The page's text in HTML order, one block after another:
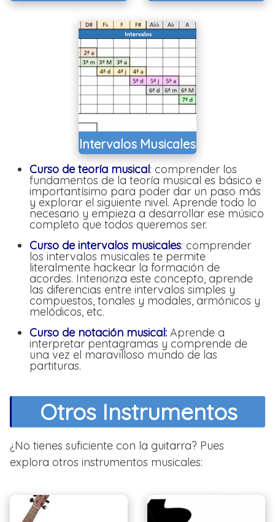
Intervalos Musicales
Curso de teoría musical: comprender los
fundamentos de la teoría musical es básico e
importantísimo para poder dar un paso más
y explorar el siguiente nivel. Aprende todo lo
necesario y empieza a desarrollar ese músico
completo que todos queremos ser.
Curso de intervalos musicales: comprender
los intervalos musicales te permite
literalmente hackear la formación de
acordes. Interioriza este concepto, aprende
las diferencias entre intervalos simples y
compuestos, tonales y modales, armónicos y
melódicos, etc.
Curso de notación musical: Aprende a
interpretar pentagramas y comprende de
una vez el maravilloso mundo de las
partituras.
Otros Instrumentos
¿No tienes suficiente con la guitarra? Pues
explora otros instrumentos musicales: